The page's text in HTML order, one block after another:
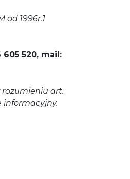
od 1996r.1
605 520, mail:
art.
informacyjny.